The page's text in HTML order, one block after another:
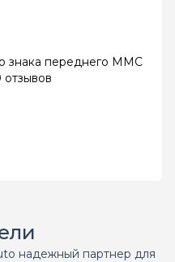
переднего MMC
отзывов
надежный партнер для